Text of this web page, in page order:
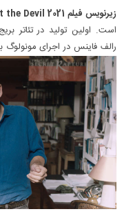
زیرنویس فیلم Beat the Devil 2021
است. اولین تولید در تئاتر
رالف فاینس در اجرای مونولوگ